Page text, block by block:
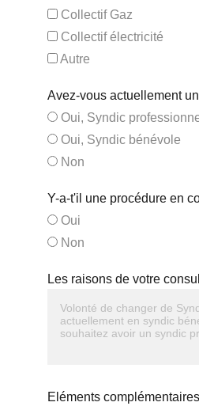
Collectif Gaz
Collectif électricité
Autre
Avez-vous actuellement
Oui, Syndic
Oui, Syndic bénévole
Non
Y-a-t'il une procédure en
Oui
Non
Les raisons de votre
Eléments complémentaires